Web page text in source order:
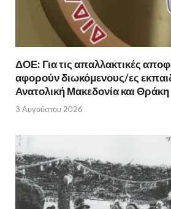
ΔΟΕ: Για τις απαλλακτικές
αφορούν διωκόμενους/ες
Ανατολική Μακεδονία και Θράκη
3 Αυγούστου 2026